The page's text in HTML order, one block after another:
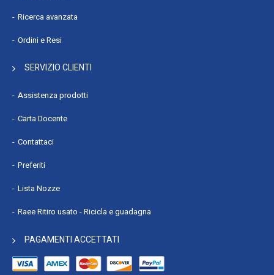
Ricerca avanzata
Ordini e Resi
SERVIZIO CLIENTI
Assistenza prodotti
Carta Docente
Contattaci
Preferiti
Lista Nozze
Raee Ritiro usato - Ricicla e guadagna
PAGAMENTI ACCETTATI